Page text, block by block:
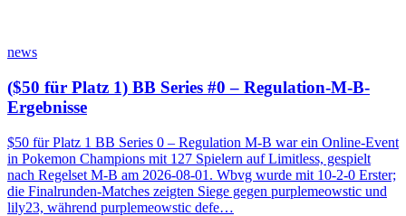
news
($50 für Platz 1) BB Series #0 – Regulation-M-B-
Ergebnisse
$50 für Platz 1 BB Series 0 – Regulation M-B war ein Online-Event
in Pokemon Champions mit 127 Spielern auf Limitless, gespielt
nach Regelset M-B am 2026-08-01. Wbvg wurde mit 10-2-0 Erster;
die Finalrunden-Matches zeigten Siege gegen purplemeowstic und
lily23, während purplemeowstic defe…